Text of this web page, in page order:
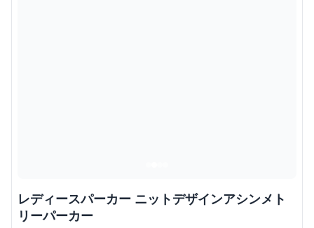
レディースパーカー ニットデザインアシンメト
リーパーカー